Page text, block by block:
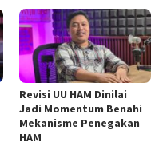
Revisi UU HAM Dinilai
Jadi Momentum Benahi
Mekanisme Penegakan
HAM